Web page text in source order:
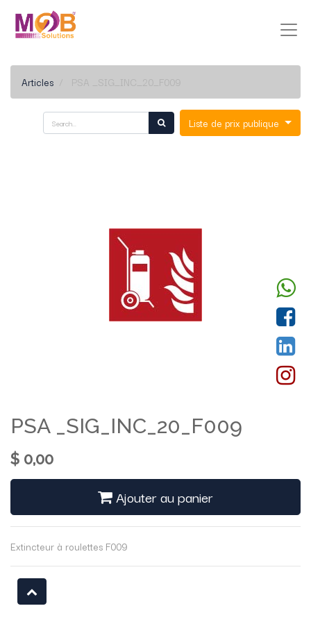
Articles PSA _SIG_INC_20_F009
Liste de prix publique
PSA _SIG_INC_20_F009
$ 0,00
Ajouter au panier
Extincteur à roulettes F009